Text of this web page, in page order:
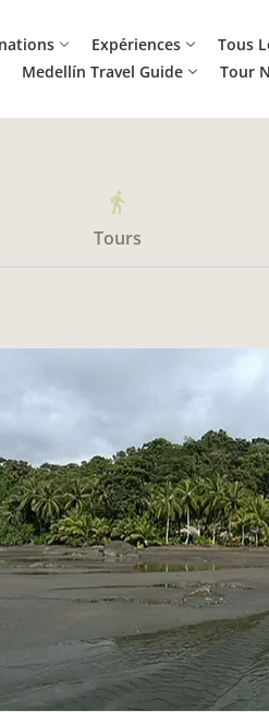
Expériences Tous
Medellín Travel Guide
Tour
directions_walk
Tours